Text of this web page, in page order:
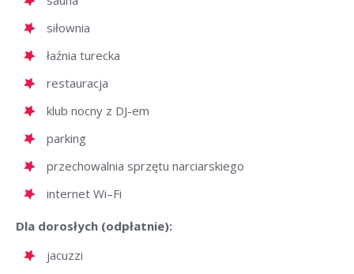
siłownia
łaźnia turecka
restauracja
klub nocny z DJ-em
parking
przechowalnia sprzętu narciarskiego
internet Wi–Fi
Dla dorosłych (odpłatnie):
jacuzzi